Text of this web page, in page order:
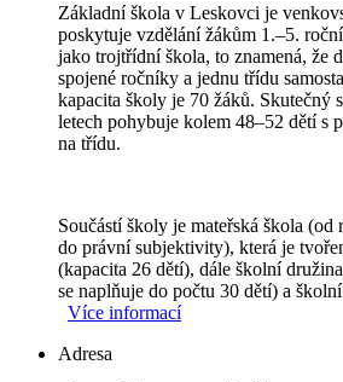
Základní škola v Leskovci je
poskytuje vzdělání žákům 1.–5.
jako trojtřídní škola, to znamená, že
spojené ročníky a jednu třídu
kapacita školy je 70 žáků. Skutečný
letech pohybuje kolem 48–52 dětí s
na třídu.
Součástí školy je mateřská škola (od
do právní subjektivity), která je
(kapacita 26 dětí), dále školní
se naplňuje do počtu 30
Více informací
Adresa